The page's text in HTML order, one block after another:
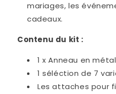
mariages, les
cadeaux.
Contenu du kit :
1 x Anneau en
1 séléction de 7
Les attaches pour